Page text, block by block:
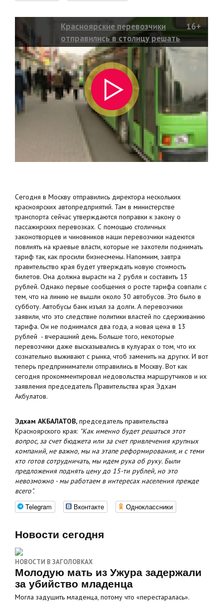
Красноярские перевозчики
отправились в столицу решать
вопрос о стоимости проезда в
маршрутках
16+
Сегодня в Москву отправились директора нескольких
красноярских автопредприятий. Там в министерстве
транспорта сейчас утверждаются поправки к закону о
пассажирских перевозках. С помощью столичных
законотворцев и чиновников наши перевозчики надеются
повлиять на краевые власти, которые не захотели поднимать
тариф так, как просили бизнесмены. Напомним, завтра
правительство края будет утверждать новую стоимость
билетов. Она должна вырасти на 2 рубля и составить 13
рублей. Однако первые сообщения о росте тарифа совпали с
тем, что на линию не вышли около 30 автобусов. Это было в
субботу. Автобусы банк изъял за долги. А перевозчики
заявили, что это следствие политики властей по сдерживанию
тарифа. Он не поднимался два года, а новая цена в 13
рублей - вчерашний день. Больше того, некоторые
перевозчики даже высказывались в кулуарах о том, что их
сознательно выживают с рынка, чтоб заменить на других. И вот
теперь предприниматели отправились в Москву. Вот как
сегодня прокомментировал недовольства маршрутчиков и их
заявления председатель Правительства края Эдхам
Акбулатов.
Эдхам АКБАЛАТОВ, председатель правительства
Красноярского края: "Как именно будет решаться этот
вопрос, за счет бюджета или за счет привлечения крупных
компаний, не важно, мы на этапе реформирования, и с теми
кто готов сотрудничать, мы идем рука об руку. Были
предложения поднять цену до 15-ти рублей, но это
невозможно - мы работаем в интересах населения прежде
всего".
Telegram Вконтакте Одноклассники
Новости сегодня
НОВОСТИ В ЗАГОЛОВКАХ
Молодую мать из Ужура задержали
за убийство младенца
Могла задушить младенца, потому что «перестаралась».